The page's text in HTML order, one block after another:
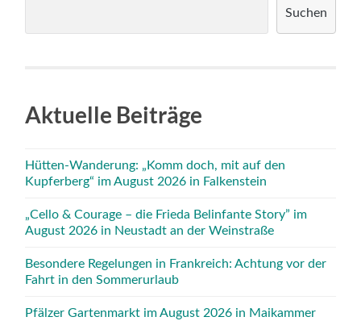
Suchen
Aktuelle Beiträge
Hütten-Wanderung: „Komm doch, mit auf den
Kupferberg“ im August 2026 in Falkenstein
„Cello & Courage – die Frieda Belinfante Story” im
August 2026 in Neustadt an der Weinstraße
Besondere Regelungen in Frankreich: Achtung vor der
Fahrt in den Sommerurlaub
Pfälzer Gartenmarkt im August 2026 in Maikammer